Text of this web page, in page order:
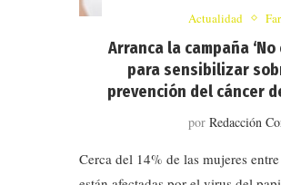
Actualidad
Arranca la campaña
para sensibilizar
prevención del cáncer
por Redacción
Cerca del 14% de las mujeres